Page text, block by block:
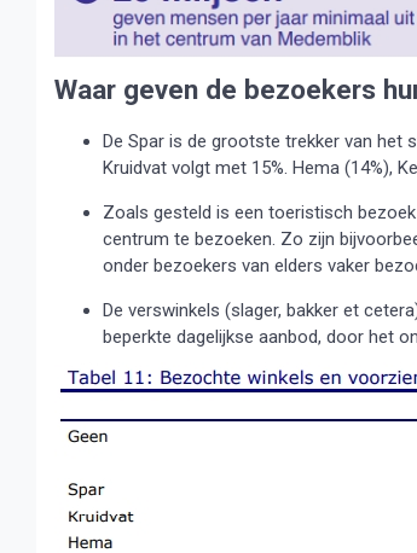
Waar geven de bezoekers
De Spar is de grootste trekker van het
Kruidvat volgt met 15%. Hema (14%),
Zoals gesteld is een toeristisch
centrum te bezoeken. Zo zijn
onder bezoekers van elders vaker
De verswinkels (slager, bakker et
beperkte dagelijkse aanbod, door het